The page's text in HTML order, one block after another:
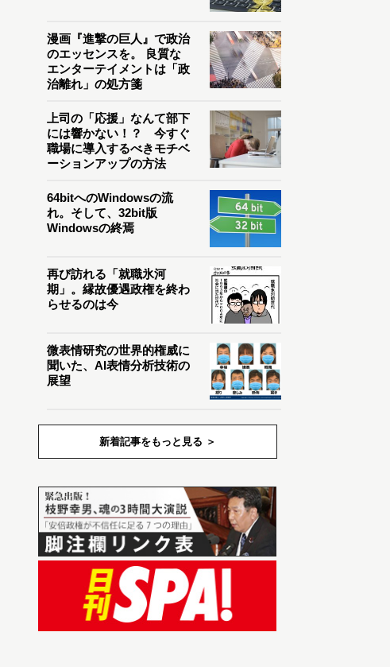
漫画『進撃の巨人』で政治
のエッセンスを。 良質な
エンターテイメントは「政
治離れ」の処方箋
上司の「応援」なんて部下
には響かない！？ 今すぐ
職場に導入するべきモチベ
ーションアップの方法
64bitへのWindowsの流
れ。そして、32bit版
Windowsの終焉
再び訪れる「就職氷河
期」。縁故優遇政権を終わ
らせるのは今
微表情研究の世界的権威に
聞いた、AI表情分析技術の
展望
新着記事をもっと見る